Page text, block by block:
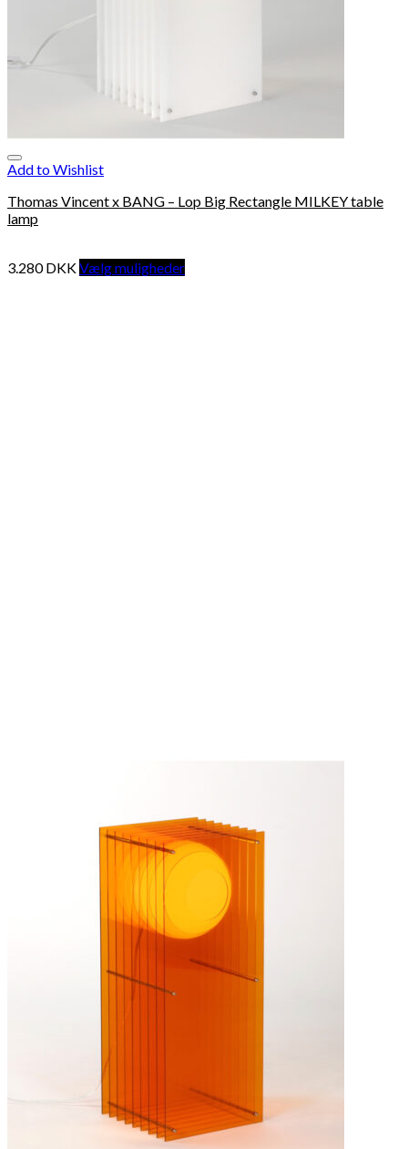
Add to Wishlist
Thomas Vincent x BANG – Lop Big Rectangle MILKEY table
lamp
3.280DKKVælg muligheder